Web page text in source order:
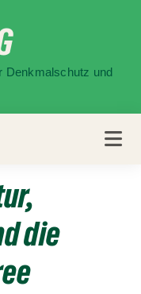
Denkmalschutz und
die